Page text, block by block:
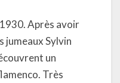
Après avoir
jumeaux Sylvin
un
Très